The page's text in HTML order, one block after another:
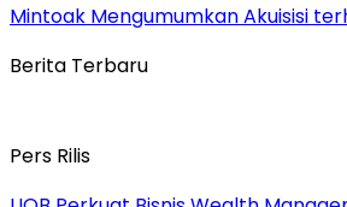
Mintoak Mengumumkan Akuisisi
Berita Terbaru
Pers Rilis